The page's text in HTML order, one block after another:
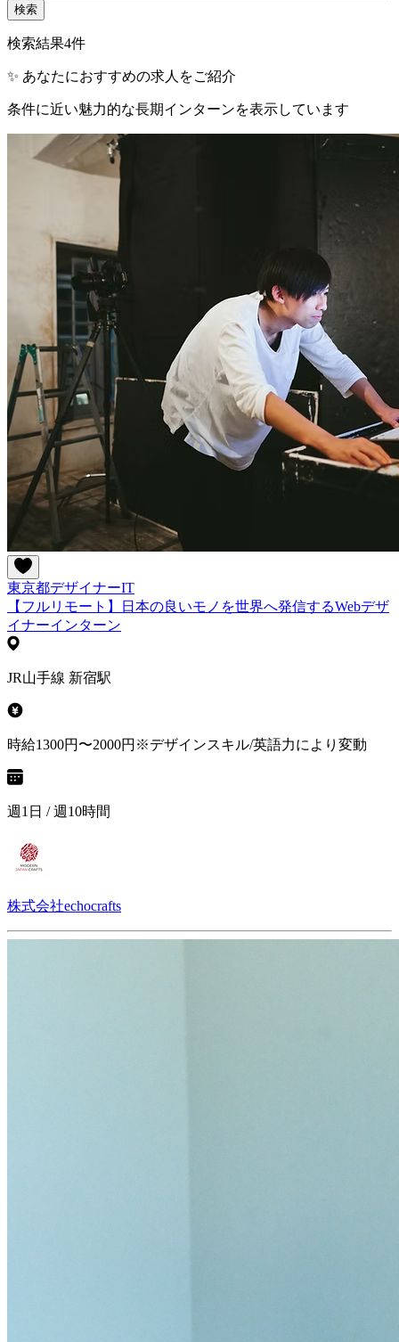
検索
検索結果4件
✨ あなたにおすすめの求人をご紹介
条件に近い魅力的な長期インターンを表示しています
東京都デザイナーIT
【フルリモート】日本の良いモノを世界へ発信するWebデザ
イナーインターン
JR山手線 新宿駅
時給1300円〜2000円※デザインスキル/英語力により変動
週1日 / 週10時間
株式会社echocrafts